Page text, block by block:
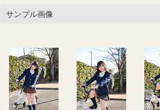
サンプル画像